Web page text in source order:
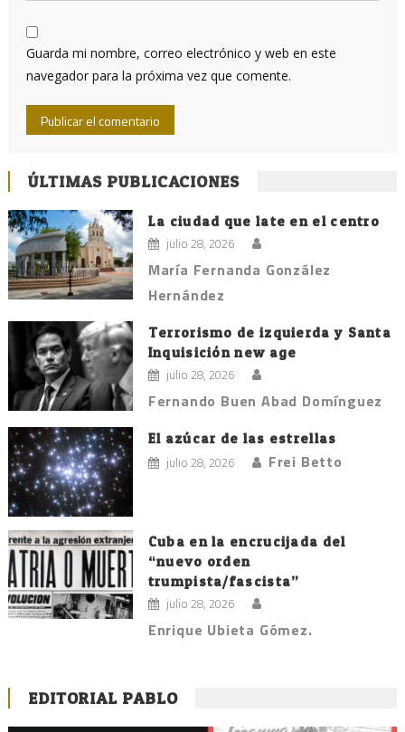
Guarda mi nombre, correo electrónico y web en este
navegador para la próxima vez que comente.
ÚLTIMAS PUBLICACIONES
La ciudad que late en el centro
julio 28, 2026
María Fernanda González
Hernández
Terrorismo de izquierda y Santa
Inquisición new age
julio 28, 2026
Fernando Buen Abad Domínguez
El azúcar de las estrellas
julio 28, 2026 Frei Betto
Cuba en la encrucijada del
“nuevo orden
trumpista/fascista”
julio 28, 2026
Enrique Ubieta Gómez.
EDITORIAL PABLO